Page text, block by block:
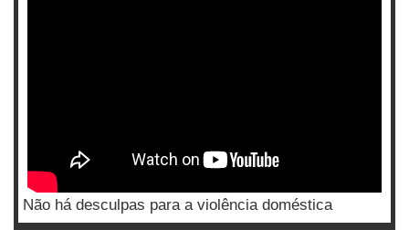
Não há desculpas para a violência doméstica